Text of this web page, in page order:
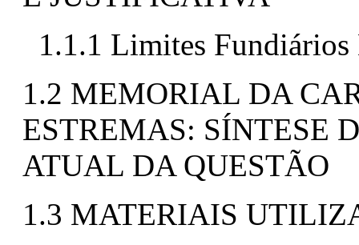
1.1.1 Limites
1.2 MEMORIAL DA
ESTREMAS: SÍNTESE
ATUAL DA QUESTÃO
1.3 MATERIAIS